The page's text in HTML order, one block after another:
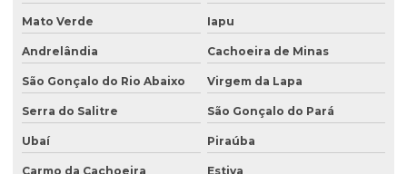
Mato Verde Iapu
Andrelândia Cachoeira de Minas
São Gonçalo do Rio Abaixo Virgem da Lapa
Serra do Salitre São Gonçalo do Pará
Ubaí Piraúba
Carmo da Cachoeira Estiva